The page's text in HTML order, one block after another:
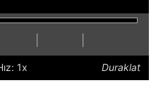
Altyazıları
Gizle
HızlandırYavaşlat
EkranıAyarı
1x Duraklat